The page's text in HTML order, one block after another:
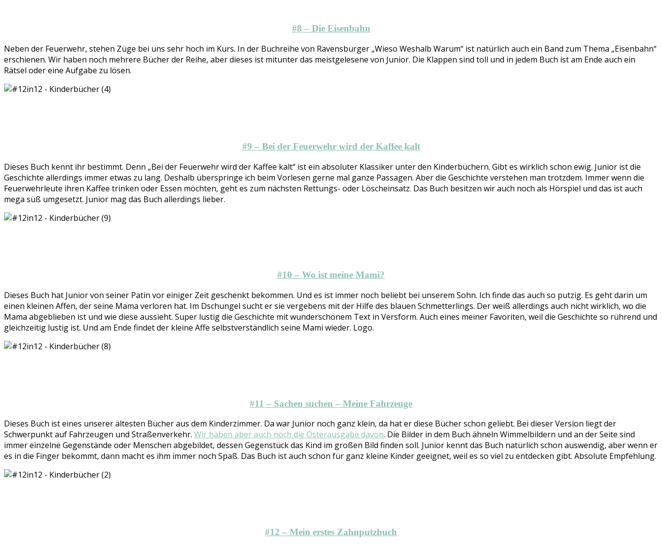
#8 – Die Eisenbahn
Neben der Feuerwehr, stehen Züge bei uns sehr hoch im Kurs. In der Buchreihe von Ravensburger „Wieso Weshalb Warum“ ist natürlich auch ein Band zum Thema „Eisenbahn“
erschienen. Wir haben noch mehrere Bücher der Reihe, aber dieses ist mitunter das meistgelesene von Junior. Die Klappen sind toll und in jedem Buch ist am Ende auch ein
Rätsel oder eine Aufgabe zu lösen.
#9 – Bei der Feuerwehr wird der Kaffee kalt
Dieses Buch kennt ihr bestimmt. Denn „Bei der Feuerwehr wird der Kaffee kalt“ ist ein absoluter Klassiker unter den Kinderbüchern. Gibt es wirklich schon ewig. Junior ist die
Geschichte allerdings immer etwas zu lang. Deshalb überspringe ich beim Vorlesen gerne mal ganze Passagen. Aber die Geschichte verstehen man trotzdem. Immer wenn die
Feuerwehrleute ihren Kaffee trinken oder Essen möchten, geht es zum nächsten Rettungs- oder Löscheinsatz. Das Buch besitzen wir auch noch als Hörspiel und das ist auch
mega süß umgesetzt. Junior mag das Buch allerdings lieber.
#10 – Wo ist meine Mami?
Dieses Buch hat Junior von seiner Patin vor einiger Zeit geschenkt bekommen. Und es ist immer noch beliebt bei unserem Sohn. Ich finde das auch so putzig. Es geht darin um
einen kleinen Affen, der seine Mama verloren hat. Im Dschungel sucht er sie vergebens mit der Hilfe des blauen Schmetterlings. Der weiß allerdings auch nicht wirklich, wo die
Mama abgeblieben ist und wie diese aussieht. Super lustig die Geschichte mit wunderschönem Text in Versform. Auch eines meiner Favoriten, weil die Geschichte so rührend und
gleichzeitig lustig ist. Und am Ende findet der kleine Affe selbstverständlich seine Mami wieder. Logo.
#11 – Sachen suchen – Meine Fahrzeuge
Dieses Buch ist eines unserer ältesten Bücher aus dem Kinderzimmer. Da war Junior noch ganz klein, da hat er diese Bücher schon geliebt. Bei dieser Version liegt der
Schwerpunkt auf Fahrzeugen und Straßenverkehr. Wir haben aber auch noch die Osterausgabe davon. Die Bilder in dem Buch ähneln Wimmelbildern und an der Seite sind
immer einzelne Gegenstände oder Menschen abgebildet, dessen Gegenstück das Kind im großen Bild finden soll. Junior kennt das Buch natürlich schon auswendig, aber wenn er
es in die Finger bekommt, dann macht es ihm immer noch Spaß. Das Buch ist auch schon für ganz kleine Kinder geeignet, weil es so viel zu entdecken gibt. Absolute Empfehlung.
#12 – Mein erstes Zahnputzbuch